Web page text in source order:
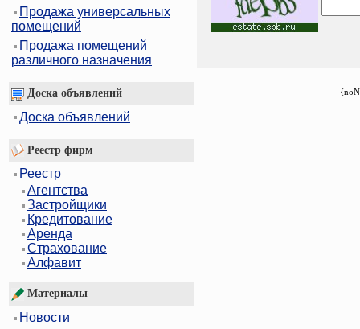
Продажа универсальных
помещений
Продажа помещений
различного назначения
Доска объявлений
Доска объявлений
Реестр фирм
Реестр
Агентства
Застройщики
Кредитование
Аренда
Страхование
Алфавит
Материалы
Новости